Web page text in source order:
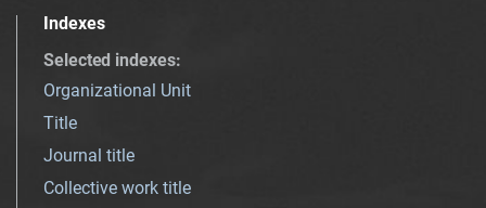
Indexes
Selected indexes:
Organizational Unit
Title
Journal title
Collective work title